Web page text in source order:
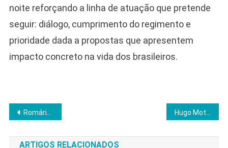
noite reforçando a linha de atuação que pretende
seguir: diálogo, cumprimento do regimento e
prioridade dada a propostas que apresentem
impacto concreto na vida dos brasileiros.
Navegação
de
Romário e Eudócia mantêm suspense e travam 41ª assinatura pelo impeachment de Moraes
ARTIGOS RELACIONADOS